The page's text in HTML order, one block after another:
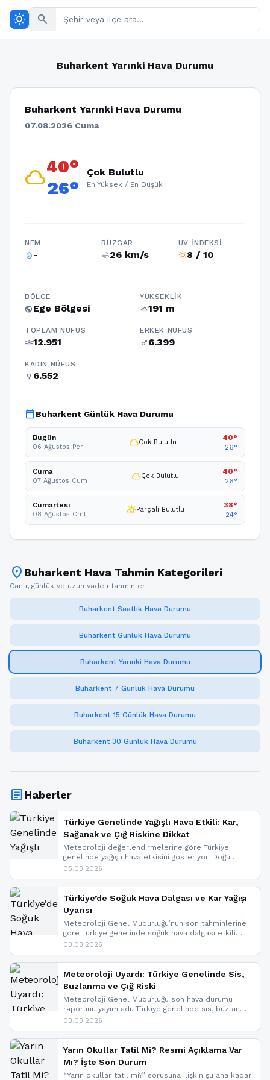
wb_sunny search
Buharkent Yarınki Hava Durumu
Buharkent Yarınki Hava Durumu
07.08.2026 Cuma
cloud40°
26°
Çok Bulutlu
En Yüksek / En Düşük
NEM
humidity_percentage-
RÜZGAR
air26 km/s
UV İNDEKSI
wb_sunny8 / 10
BÖLGE
publicEge Bölgesi
YÜKSEKLIK
terrain191 m
TOPLAM NÜFUS
groups12.951
ERKEK NÜFUS
male6.399
KADIN NÜFUS
female 6.552
calendar_todayBuharkent Günlük Hava Durumu
Bugün
06 Ağustos Per cloudÇok Bulutlu
40°
26°
Cuma
07 Ağustos Cum cloudÇok Bulutlu
40°
26°
Cumartesi
08 Ağustos Cmt partly_cloudy_dayParçalı Bulutlu
38°
24°
location_on Buharkent Hava Tahmin Kategorileri
Canlı, günlük ve uzun vadeli tahminler
Buharkent Saatlik Hava Durumu
Buharkent Günlük Hava Durumu
Buharkent Yarınki Hava Durumu
Buharkent 7 Günlük Hava Durumu
Buharkent 15 Günlük Hava Durumu
Buharkent 30 Günlük Hava Durumu
articleHaberler
Türkiye Genelinde Yağışlı Hava Etkili: Kar,
Sağanak ve Çığ Riskine Dikkat
Meteoroloji değerlendirmelerine göre Türkiye
genelinde yağışlı hava etkisini gösteriyor. Doğu
bölgelerinde kar yağışı beklenirken Marmara ve
ise çığ tehlikesi bulunuyor. İç kesimlerde sis ve pus
nedeniyle görüş mesafesinde azalma
yaşanabileceği belirtiliyor.
05.03.2026
Türkiye’de Soğuk Hava Dalgası ve Kar Yağışı
Uyarısı
Meteoroloji Genel Müdürlüğü’nün son tahminlerine
göre Türkiye genelinde soğuk hava dalgası etkili
oluyor. Birçok il için kar yağışı ve buzlanma uyarısı
03.03.2026
Meteoroloji Uyardı: Türkiye Genelinde Sis,
Buzlanma ve Çığ Riski
Meteoroloji Genel Müdürlüğü son hava durumu
raporunu yayımladı. Türkiye genelinde sis, buzlanma
ve don beklenirken Doğu Anadolu ve Doğu
yapıldı. İşte son dakika meteoroloji gelişmeleri.
03.03.2026
Yarın Okullar Tatil Mi? Resmi Açıklama Var
Mı? İşte Son Durum
“Yarın okullar tatil mi?” sorusuna ilişkin şu ana kadar